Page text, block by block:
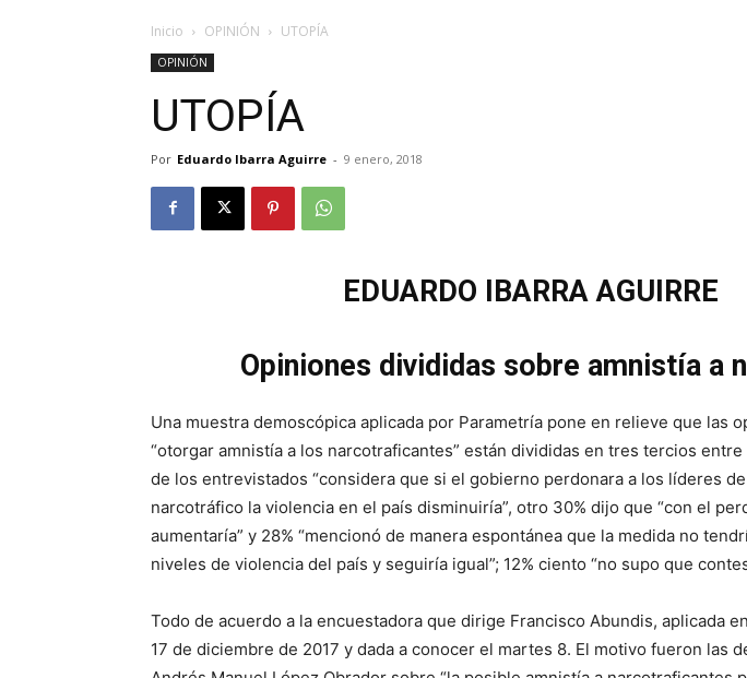
Inicio OPINIÓN UTOPÍA
OPINIÓN
UTOPÍA
Por Eduardo Ibarra Aguirre - 9 enero, 2018
EDUARDO IBARRA AGUIRRE
Opiniones divididas sobre amnistía a
Una muestra demoscópica aplicada por Parametría pone en relieve que las
“otorgar amnistía a los narcotraficantes” están divididas en tres tercios
de los entrevistados “considera que si el gobierno perdonara a los líderes
narcotráfico la violencia en el país disminuiría”, otro 30% dijo que “con el
aumentaría” y 28% “mencionó de manera espontánea que la medida no
niveles de violencia del país y seguiría igual”; 12% ciento “no supo que
Todo de acuerdo a la encuestadora que dirige Francisco Abundis, aplicada
17 de diciembre de 2017 y dada a conocer el martes 8. El motivo fueron las